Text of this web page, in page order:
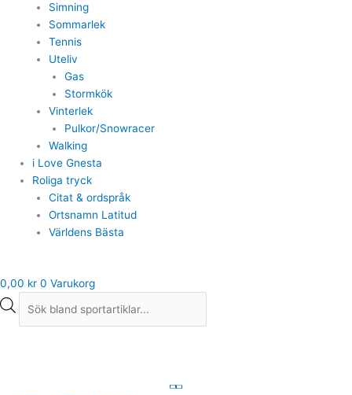
Simning
Sommarlek
Tennis
Uteliv
Gas
Stormkök
Vinterlek
Pulkor/Snowracer
Walking
i Love Gnesta
Roliga tryck
Citat & ordspråk
Ortsnamn Latitud
Världens Bästa
0,00 kr 0 Varukorg